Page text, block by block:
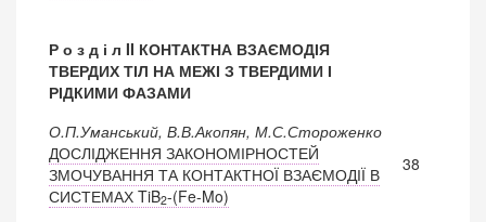
Р о з д і л II КОНТАКТНА ВЗАЄМОДІЯ
ТВЕРДИХ ТІЛ НА МЕЖІ З ТВЕРДИМИ І
РІДКИМИ ФАЗАМИ
О.П.Уманський, В.В.Акопян, М.С.Стороженко
ДОСЛІДЖЕННЯ ЗАКОНОМІРНОСТЕЙ
ЗМОЧУВАННЯ ТА КОНТАКТНОЇ ВЗАЄМОДІЇ В
СИСТЕМАХ TiB2-(Fe-Mo)
38